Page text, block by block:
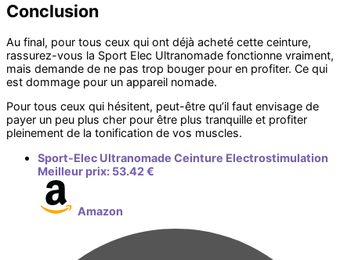
Conclusion
Au final, pour tous ceux qui ont déjà acheté cette ceinture,
rassurez-vous la Sport Elec Ultranomade fonctionne vraiment,
mais demande de ne pas trop bouger pour en profiter. Ce qui
est dommage pour un appareil nomade.
Pour tous ceux qui hésitent, peut-être qu’il faut envisage de
payer un peu plus cher pour être plus tranquille et profiter
pleinement de la tonification de vos muscles.
Sport-Elec Ultranomade Ceinture Electrostimulation
Meilleur prix: 53.42 €
Amazon